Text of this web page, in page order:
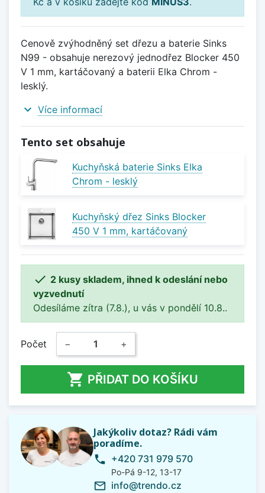
Cenově zvýhodněný set dřezu a baterie Sinks
N99 - obsahuje nerezový jednodřez Blocker 450
V 1 mm, kartáčovaný a baterii Elka Chrom -
lesklý.
expand_more Více informací
Tento set obsahuje
Kuchyňská baterie Sinks Elka
Chrom - lesklý
Kuchyňský dřez Sinks Blocker
450 V 1 mm, kartáčovaný
 2 kusy skladem, ihned k odeslání nebo
vyzvednutí
Odesíláme zítra (7.8.), u vás v pondělí 10.8..
Počet − +
 PŘIDAT DO KOŠÍKU
Jakýkoliv dotaz? Rádi vám
poradíme.
phone +420 731 979 570
Po-Pá 9-12, 13-17
mail_outline info@trendo.cz